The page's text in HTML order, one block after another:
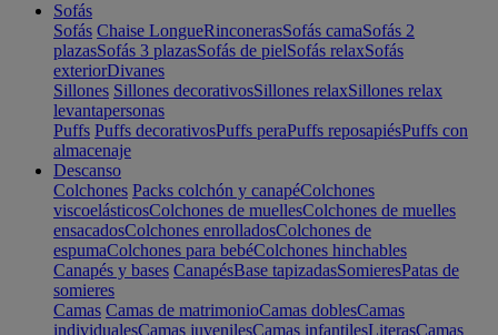
Sofás
Sofás Chaise LongueRinconerasSofás camaSofás 2
plazasSofás 3 plazasSofás de pielSofás relaxSofás
exteriorDivanes
Sillones Sillones decorativosSillones relaxSillones relax
levantapersonas
Puffs Puffs decorativosPuffs peraPuffs reposapiésPuffs con
almacenaje
Descanso
Colchones Packs colchón y canapéColchones
viscoelásticosColchones de muellesColchones de muelles
ensacadosColchones enrolladosColchones de
espumaColchones para bebéColchones hinchables
Canapés y bases CanapésBase tapizadasSomieresPatas de
somieres
Camas Camas de matrimonioCamas doblesCamas
individualesCamas juvenilesCamas infantilesLiterasCamas